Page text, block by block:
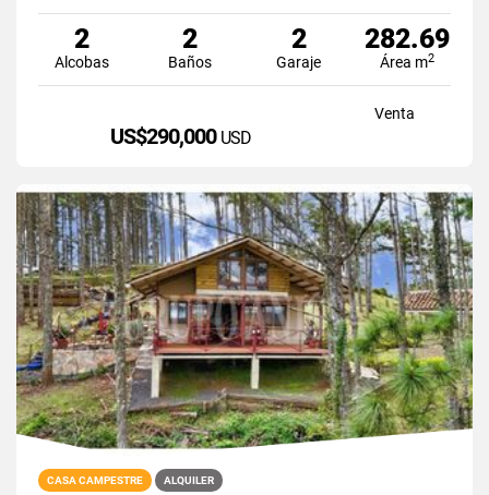
2
Alcobas
2
Baños
2
Garaje
282.69
Área m2
Venta
US$290,000 USD
CASA CAMPESTRE ALQUILER